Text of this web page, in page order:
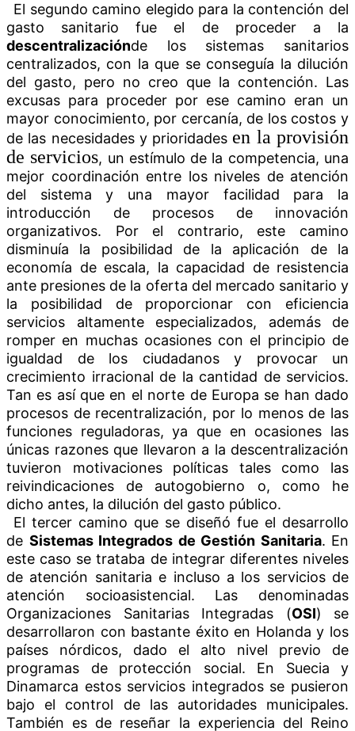
El segundo camino elegido para la contención del
gasto sanitario fue el de proceder a la
descentralizaciónde los sistemas sanitarios
centralizados, con la que se conseguía la dilución
del gasto, pero no creo que la contención. Las
excusas para proceder por ese camino eran un
mayor conocimiento, por cercanía, de los costos y
de las necesidades y prioridades en la provisión
de servicios, un estímulo de la competencia, una
mejor coordinación entre los niveles de atención
del sistema y una mayor facilidad para la
introducción de procesos de innovación
organizativos. Por el contrario, este camino
disminuía la posibilidad de la aplicación de la
economía de escala, la capacidad de resistencia
ante presiones de la oferta del mercado sanitario y
la posibilidad de proporcionar con eficiencia
servicios altamente especializados, además de
romper en muchas ocasiones con el principio de
igualdad de los ciudadanos y provocar un
crecimiento irracional de la cantidad de servicios.
Tan es así que en el norte de Europa se han dado
procesos de recentralización, por lo menos de las
funciones reguladoras, ya que en ocasiones las
únicas razones que llevaron a la descentralización
tuvieron motivaciones políticas tales como las
reivindicaciones de autogobierno o, como he
dicho antes, la dilución del gasto público.
El tercer camino que se diseñó fue el desarrollo
de Sistemas Integrados de Gestión Sanitaria. En
este caso se trataba de integrar diferentes niveles
de atención sanitaria e incluso a los servicios de
atención socioasistencial. Las denominadas
Organizaciones Sanitarias Integradas (OSI) se
desarrollaron con bastante éxito en Holanda y los
países nórdicos, dado el alto nivel previo de
programas de protección social. En Suecia y
Dinamarca estos servicios integrados se pusieron
bajo el control de las autoridades municipales.
También es de reseñar la experiencia del Reino